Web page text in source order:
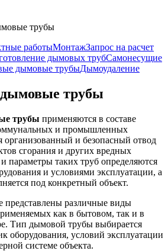
трубы
работыМонтажЗапрос на расчет
дымовых трубСамонесущие
дымовые трубыДымоудаление
трубы
трубы применяются в составе
и промышленных
организованный и безопасный отвод
сгорания и других вредных
параметры таких труб определяются
и условиями эксплуатации, а
под конкретный объект.
различные виды
как в бытовом, так и в
Тип дымовой трубы выбирается
оборудования, условий эксплуатации
системе объекта.